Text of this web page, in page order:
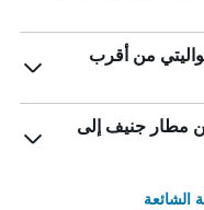
من أقرب
مطار جنيف إلى
الشائعة